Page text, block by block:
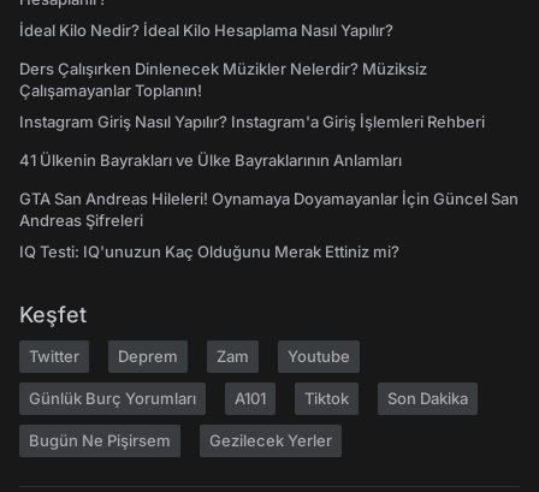
İdeal Kilo Nedir? İdeal Kilo Hesaplama Nasıl Yapılır?
Ders Çalışırken Dinlenecek Müzikler Nelerdir? Müziksiz
Çalışamayanlar Toplanın!
Instagram Giriş Nasıl Yapılır? Instagram'a Giriş İşlemleri Rehberi
41 Ülkenin Bayrakları ve Ülke Bayraklarının Anlamları
GTA San Andreas Hileleri! Oynamaya Doyamayanlar İçin Güncel San
Andreas Şifreleri
IQ Testi: IQ'unuzun Kaç Olduğunu Merak Ettiniz mi?
Keşfet
Twitter Deprem Zam Youtube
Günlük Burç Yorumları A101 Tiktok Son Dakika
Bugün Ne Pişirsem Gezilecek Yerler